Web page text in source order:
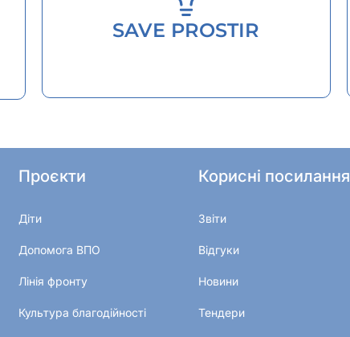
SAVE PROSTIR
Проєкти
Діти
Допомога ВПО
Лінія фронту
Культура благодійності
Корисні посилання
Звіти
Відгуки
Новини
Тендери